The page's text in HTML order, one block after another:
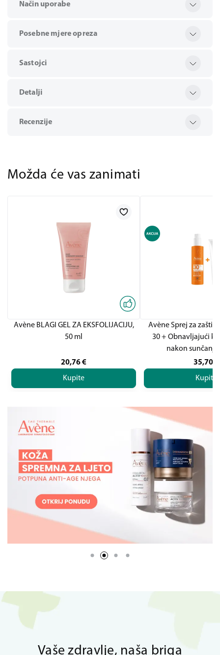
Način uporabe
Posebne mjere opreza
Sastojci
Detalji
Recenzije
Možda će vas zanimati
Avène BLAGI GEL ZA EKSFOLIJACIJU,
50 ml
20,76€
Kupite
Avène Sprej za
30 + Obnavljajući
nakon sunčanja
35,70
Kupite
Vaše zdravlje, naša briga